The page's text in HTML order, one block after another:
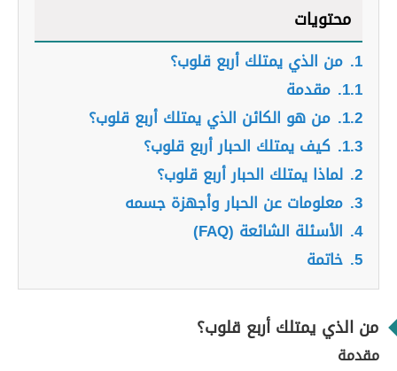
محتويات
1. من الذي يمتلك أربع قلوب؟
1.1. مقدمة
1.2. من هو الكائن الذي يمتلك أربع قلوب؟
1.3. كيف يمتلك الحبار أربع قلوب؟
2. لماذا يمتلك الحبار أربع قلوب؟
3. معلومات عن الحبار وأجهزة جسمه
4. الأسئلة الشائعة (FAQ)
5. خاتمة
من الذي يمتلك أربع قلوب؟
مقدمة